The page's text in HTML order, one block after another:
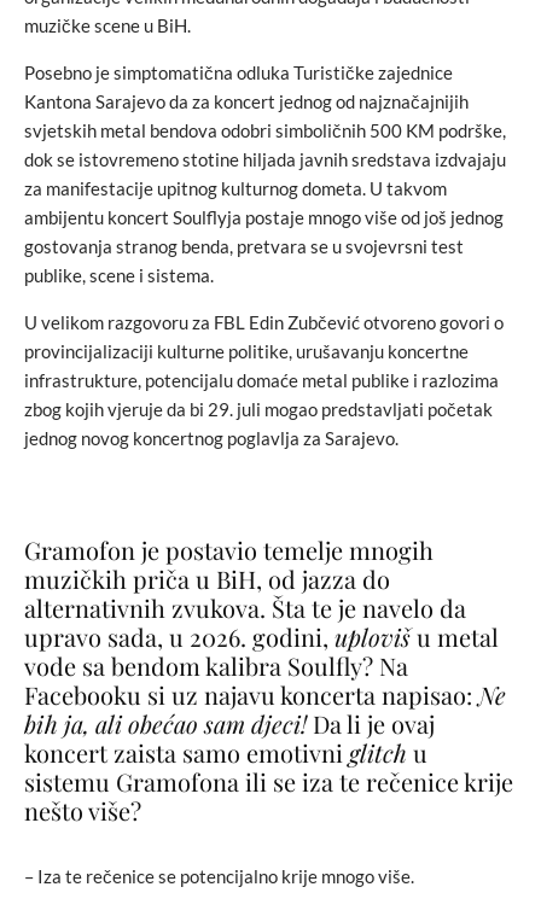
muzičke scene u BiH.
Posebno je simptomatična odluka Turističke zajednice
Kantona Sarajevo da za koncert jednog od najznačajnijih
svjetskih metal bendova odobri simboličnih 500 KM podrške,
dok se istovremeno stotine hiljada javnih sredstava izdvajaju
za manifestacije upitnog kulturnog dometa. U takvom
ambijentu koncert Soulflyja postaje mnogo više od još jednog
gostovanja stranog benda, pretvara se u svojevrsni test
publike, scene i sistema.
U velikom razgovoru za FBL Edin Zubčević otvoreno govori o
provincijalizaciji kulturne politike, urušavanju koncertne
infrastrukture, potencijalu domaće metal publike i razlozima
zbog kojih vjeruje da bi 29. juli mogao predstavljati početak
jednog novog koncertnog poglavlja za Sarajevo.
Gramofon je postavio temelje mnogih
muzičkih priča u BiH, od jazza do
alternativnih zvukova. Šta te je navelo da
upravo sada, u 2026. godini, uplovišu metal
vode sa bendom kalibra Soulfly? Na
Facebooku si uz najavu koncerta napisao: Ne
bih ja, ali obećao sam djeci!Da li je ovaj
koncert zaista samo emotivni glitch u
sistemu Gramofona ili se iza te rečenice krije
nešto više?
– Iza te rečenice se potencijalno krije mnogo više.